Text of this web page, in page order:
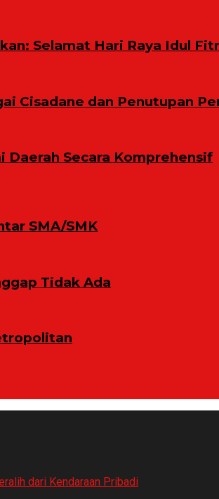
Selamat Hari Raya Idul
Cisadane dan Penutupan
Daerah Secara Komprehensif
SMA/SMK
Tidak Ada